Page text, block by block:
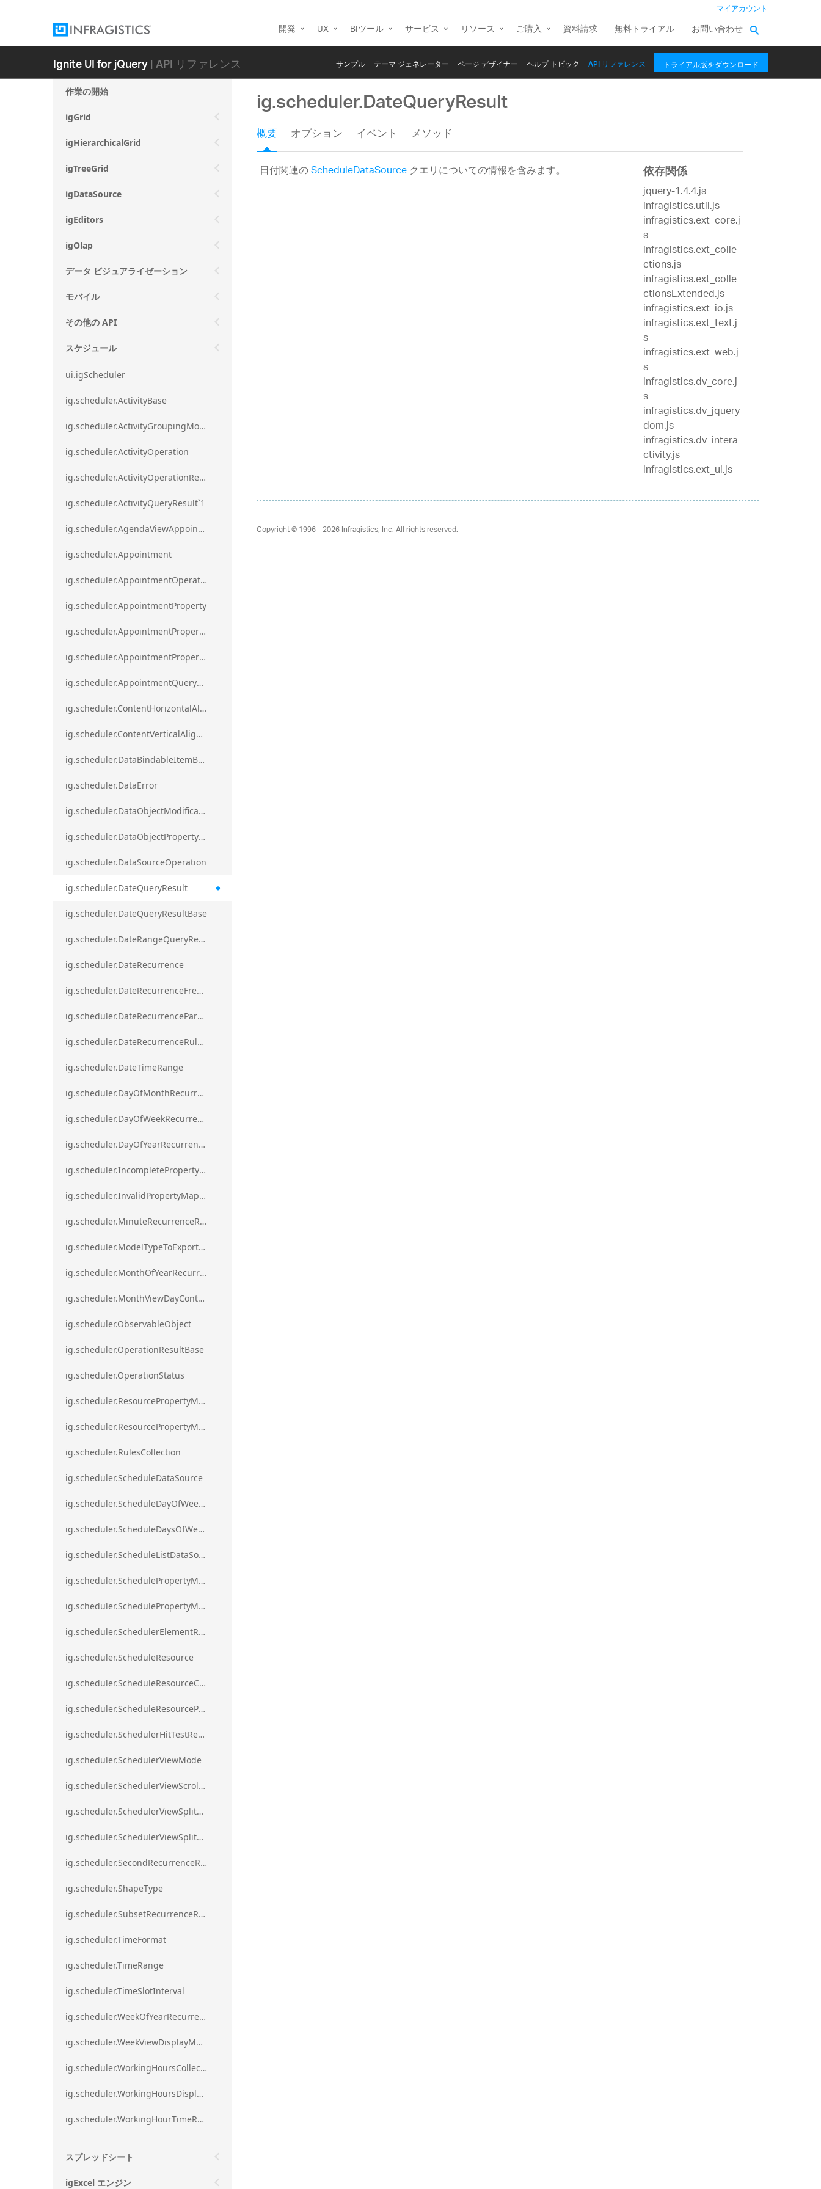
マイアカウント
開発 UX BIツール サービス リソース ご購入 資料請求 無料トライアル お問い合わせ
Ignite UI for jQuery| API リファレンス サンプル テーマ ジェネレーター ページ デザイナー ヘルプ トピック API リファレンス トライアル版をダウンロード
作業の開始
igGrid
igHierarchicalGrid
igTreeGrid
igDataSource
igEditors
igOlap
データ ビジュアライゼーション
モバイル
その他の API
スケジュール
ui.igScheduler
ig.scheduler.ActivityBase
ig.scheduler.ActivityGroupingMode
ig.scheduler.ActivityOperation
ig.scheduler.ActivityOperationResult`1
ig.scheduler.ActivityQueryResult`1
ig.scheduler.AgendaViewAppointmentScope
ig.scheduler.Appointment
ig.scheduler.AppointmentOperationResult
ig.scheduler.AppointmentProperty
ig.scheduler.AppointmentPropertyMapping
ig.scheduler.AppointmentPropertyMappingsCollection
ig.scheduler.AppointmentQueryResult
ig.scheduler.ContentHorizontalAlignment
ig.scheduler.ContentVerticalAlignment
ig.scheduler.DataBindableItemBase
ig.scheduler.DataError
ig.scheduler.DataObjectModificationError`1
ig.scheduler.DataObjectPropertyAccessError`1
ig.scheduler.DataSourceOperation
ig.scheduler.DateQueryResult
ig.scheduler.DateQueryResultBase
ig.scheduler.DateRangeQueryResultBase
ig.scheduler.DateRecurrence
ig.scheduler.DateRecurrenceFrequency
ig.scheduler.DateRecurrenceParseError
ig.scheduler.DateRecurrenceRuleBase
ig.scheduler.DateTimeRange
ig.scheduler.DayOfMonthRecurrenceRule
ig.scheduler.DayOfWeekRecurrenceRule
ig.scheduler.DayOfYearRecurrenceRule
ig.scheduler.IncompletePropertyMappingsError`1
ig.scheduler.InvalidPropertyMappingError`1
ig.scheduler.MinuteRecurrenceRule
ig.scheduler.ModelTypeToExportClassMap
ig.scheduler.MonthOfYearRecurrenceRule
ig.scheduler.MonthViewDayContentDisplayMode
ig.scheduler.ObservableObject
ig.scheduler.OperationResultBase
ig.scheduler.OperationStatus
ig.scheduler.ResourcePropertyMapping
ig.scheduler.ResourcePropertyMappingsCollection
ig.scheduler.RulesCollection
ig.scheduler.ScheduleDataSource
ig.scheduler.ScheduleDayOfWeekSettings
ig.scheduler.ScheduleDaysOfWeekSettings
ig.scheduler.ScheduleListDataSource
ig.scheduler.SchedulePropertyMapping
ig.scheduler.SchedulePropertyMappingsCollection`1
ig.scheduler.SchedulerElementRole
ig.scheduler.ScheduleResource
ig.scheduler.ScheduleResourceColorScheme
ig.scheduler.ScheduleResourceProperty
ig.scheduler.SchedulerHitTestResult
ig.scheduler.SchedulerViewMode
ig.scheduler.SchedulerViewScrollDirection
ig.scheduler.SchedulerViewSplitOrientation
ig.scheduler.SchedulerViewSplitOrientationMode
ig.scheduler.SecondRecurrenceRule
ig.scheduler.ShapeType
ig.scheduler.SubsetRecurrenceRule
ig.scheduler.TimeFormat
ig.scheduler.TimeRange
ig.scheduler.TimeSlotInterval
ig.scheduler.WeekOfYearRecurrenceRule
ig.scheduler.WeekViewDisplayMode
ig.scheduler.WorkingHoursCollection
ig.scheduler.WorkingHoursDisplayMode
ig.scheduler.WorkingHourTimeRange
スプレッドシート
igExcel エンジン
ig.scheduler.DateQueryResult
概要 オプション イベント メソッド
日付関連のScheduleDataSourceクエリについての情報を含みます。 依存関係
jquery-1.4.4.js
infragistics.util.js
infragistics.ext_core.j
s
infragistics.ext_colle
ctions.js
infragistics.ext_colle
ctionsExtended.js
infragistics.ext_io.js
infragistics.ext_text.j
s
infragistics.ext_web.j
s
infragistics.dv_core.j
s
infragistics.dv_jquery
dom.js
infragistics.dv_intera
ctivity.js
infragistics.ext_ui.js
Copyright © 1996 - 2026Infragistics, Inc. All rights reserved.